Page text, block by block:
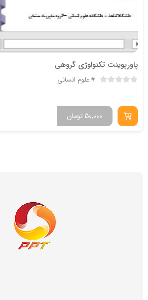
پاورپوینت تکنولوژی گروهی
علوم انسانی
تومان 50,000